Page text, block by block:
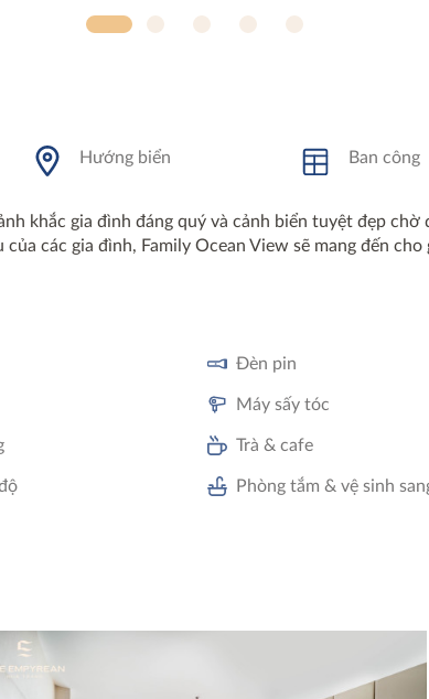
Hướng biển Ban công
khắc gia đình đáng quý và cảnh biển tuyệt đẹp chờ
các gia đình, Family Ocean View sẽ mang đến cho
Đèn pin
Máy sấy tóc
Trà & cafe
Phòng tắm & vệ sinh